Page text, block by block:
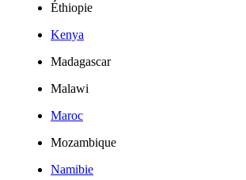
Éthiopie
Kenya
Madagascar
Malawi
Maroc
Mozambique
Namibie